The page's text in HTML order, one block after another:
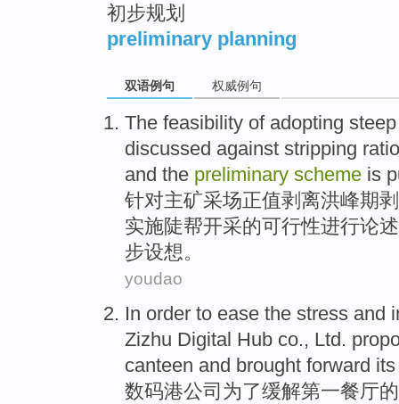
初步规划
preliminary planning
双语例句 权威例句
The feasibility of adopting
discussed against stripping
and the preliminary scheme is
针对主矿采场正值剥离洪峰期
实施陡帮开采的可行性进行论述
步设想。
youdao
In order to ease the stress and
Zizhu Digital Hub co., Ltd.
canteen and brought forward
数码港公司 为了缓解第一餐厅的